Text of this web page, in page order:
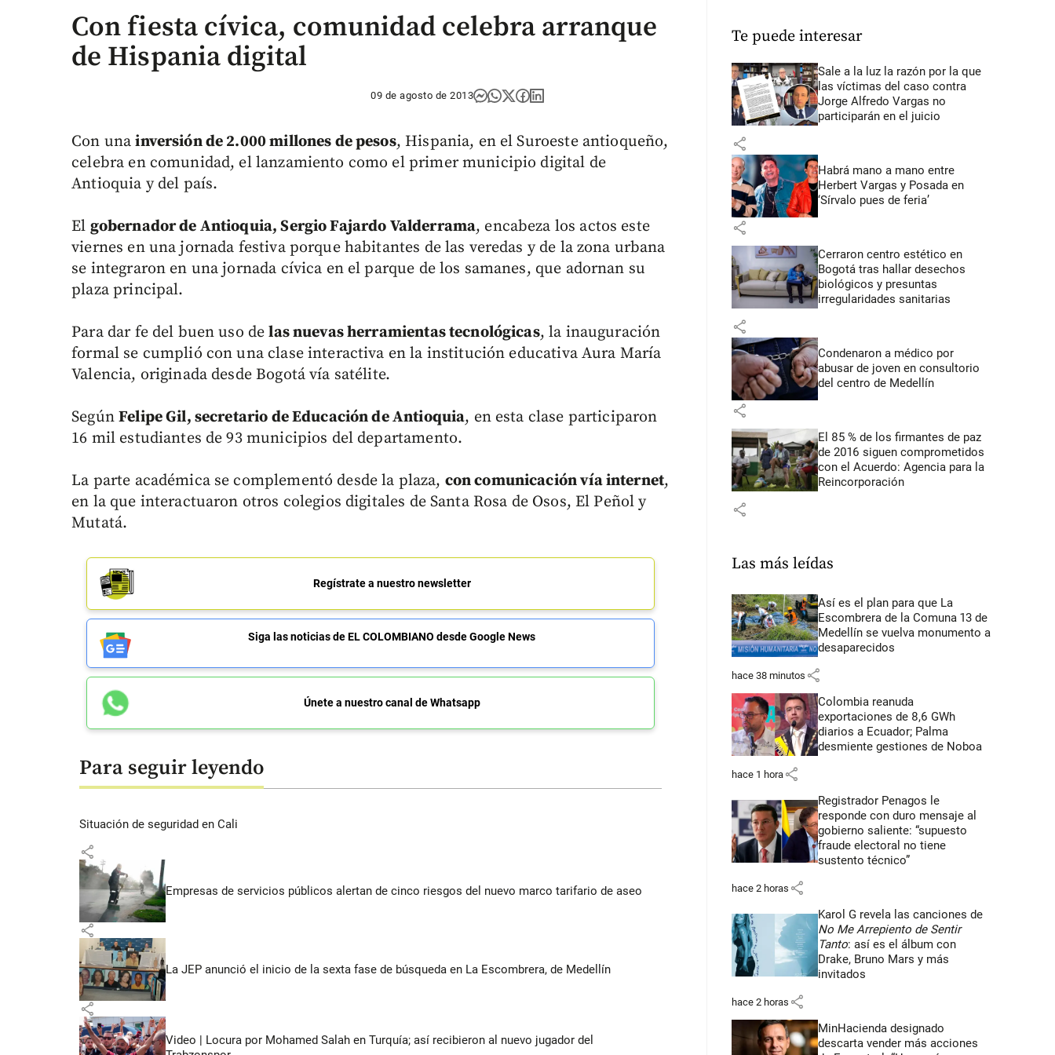
Con fiesta cívica, comunidad celebra arranque
de Hispania digital
09 de agosto de 2013
Con unainversión de 2.000 millones de pesos, Hispania, en el Suroeste antioqueño,
celebra en comunidad, el lanzamiento como el primer municipio digital de
Antioquia y del país.
El gobernador de Antioquia, Sergio Fajardo Valderrama, encabeza los actos este
viernes en una jornada festiva porque habitantes de las veredas y de la zona urbana
se integraron en una jornada cívica en el parque de los samanes, que adornan su
plaza principal.
Para dar fe del buen uso delas nuevas herramientas tecnológicas, la inauguración
formal se cumplió con una clase interactiva en la institución educativa Aura María
Valencia, originada desde Bogotá vía satélite.
SegúnFelipe Gil, secretario de Educación de Antioquia, en esta clase participaron
16 mil estudiantes de 93 municipios del departamento.
La parte académica se complementó desde la plaza, con comunicación vía internet,
en la que interactuaron otros colegios digitales de Santa Rosa de Osos, El Peñol y
Mutatá.
Regístrate a nuestro newsletter
Siga las noticias de EL COLOMBIANO desde Google News
Únete a nuestro canal de Whatsapp
Para seguir leyendo
Situación de seguridad en Cali
share
Empresas de servicios públicos alertan de cinco riesgos del nuevo marco tarifario de aseo
share
La JEP anunció el inicio de la sexta fase de búsqueda en La Escombrera, de Medellín
share
Video | Locura por Mohamed Salah en Turquía; así recibieron al nuevo jugador del
Te puede interesar
Sale a la luz la razón por la que
las víctimas del caso contra
Jorge Alfredo Vargas no
participarán en el juicio
share
Habrá mano a mano entre
Herbert Vargas y Posada en
‘Sírvalo pues de feria’
share
Cerraron centro estético en
Bogotá tras hallar desechos
biológicos y presuntas
irregularidades sanitarias
share
Condenaron a médico por
abusar de joven en consultorio
del centro de Medellín
share
El 85 % de los firmantes de paz
de 2016 siguen comprometidos
con el Acuerdo: Agencia para la
Reincorporación
share
Las más leídas
Así es el plan para que La
Escombrera de la Comuna 13 de
Medellín se vuelva monumento a
desaparecidos
hace 38 minutos share
Colombia reanuda
exportaciones de 8,6 GWh
diarios a Ecuador; Palma
desmiente gestiones de Noboa
hace 1 hora share
Registrador Penagos le
responde con duro mensaje al
gobierno saliente: “supuesto
fraude electoral no tiene
sustento técnico”
hace 2 horas share
Karol G revela las canciones de
No Me Arrepiento de Sentir
Tanto: así es el álbum con
Drake, Bruno Mars y más
invitados
hace 2 horas share
MinHacienda designado
descarta vender más acciones